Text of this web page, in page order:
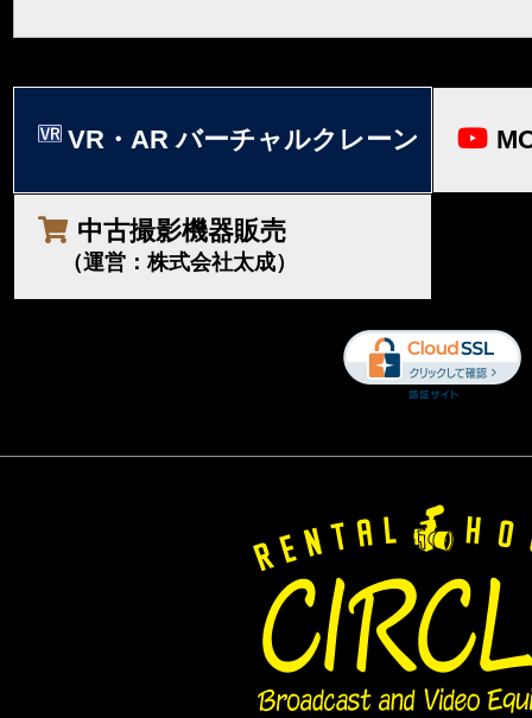
VR・AR バーチャルクレーン
中古撮影機器販売
（運営：株式会社太成）